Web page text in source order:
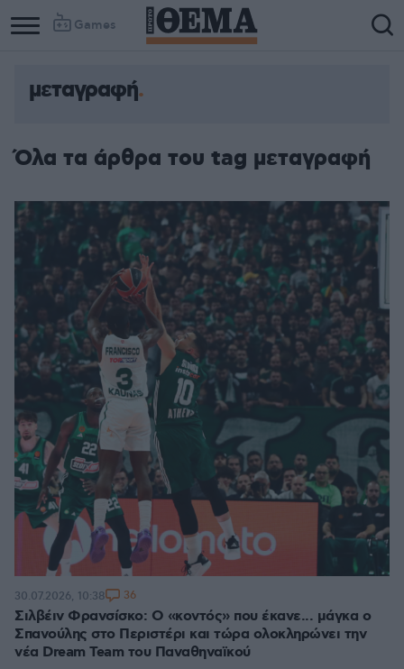
Games
μεταγραφή
Όλα τα άρθρα του tag μεταγραφή
Σιλβέιν Φρανσίσκο: Ο «κοντός» που έκανε... μάγκα ο
Σπανούλης στο Περιστέρι και τώρα ολοκληρώνει την
νέα Dream Team του Παναθηναϊκού
30.07.2026, 10:38 36